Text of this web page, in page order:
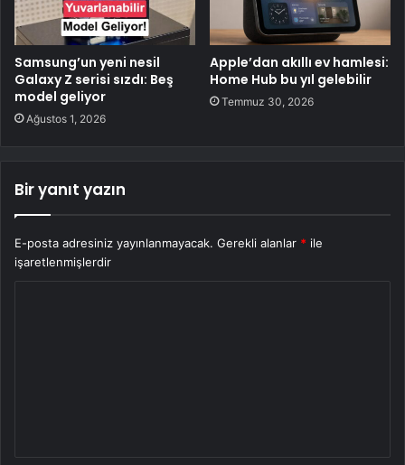
Samsung’un yeni nesil
Galaxy Z serisi sızdı: Beş
model geliyor
Ağustos 1, 2026
Apple’dan akıllı ev hamlesi:
Home Hub bu yıl gelebilir
Temmuz 30, 2026
Bir yanıt yazın
E-posta adresiniz yayınlanmayacak. Gerekli alanlar * ile
işaretlenmişlerdir